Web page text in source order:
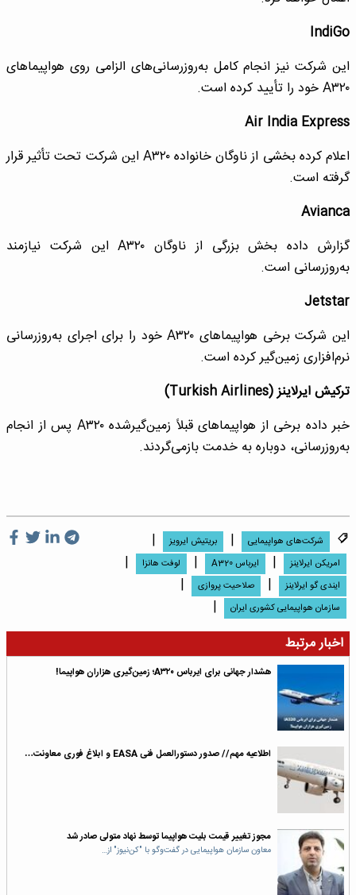
IndiGo
این شرکت نیز انجام کامل به‌روزرسانی‌های الزامی روی هواپیماهای
A‌۳۲۰ خود را تأیید کرده است.
Air India Express
اعلام کرده بخشی از ناوگان خانواده A‌۳۲۰ این شرکت تحت تأثیر قرار
گرفته است.
Avianca
گزارش داده بخش بزرگی از ناوگان A‌۳۲۰ این شرکت نیازمند
به‌روزرسانی است.
Jetstar
این شرکت برخی هواپیماهای A‌۳۲۰ خود را برای اجرای به‌روزرسانی
نرم‌افزاری زمین‌گیر کرده است.
ترکیش ایرلاینز (Turkish Airlines)
خبر داده برخی از هواپیماهای قبلاً زمین‌گیرشده A‌۳۲۰ پس از انجام
به‌روزرسانی، دوباره به خدمت بازمی‌گردند.
شرکت‌های هواپیمایی | بریتیش ایرویز |
امریکن ایرلاینز | ایرباس A320 | لوفت هانزا |
ایندی گو ایرلاینز | صلاحیت پروازی |
سازمان هواپیمایی کشوری ایران
|
اخبار مرتبط
هشدار جهانی برای ایرباس A۳۲۰؛ زمین‌گیری هزاران هواپیما!
اطلاعیه مهم// صدور دستورالعمل فنی EASA و ابلاغ فوری معاونت…
مجوز تغییر قیمت‌ بلیت هواپیما توسط نهاد متولی صادر شد
معاون سازمان هواپیمایی در گفت‌وگو با ‌"کن‌نیوز" از…